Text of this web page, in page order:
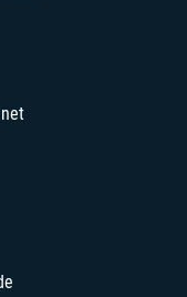
in neuem Fenster
öffnet in neuem Fenster
in neuem Fenster
in neuem Fenster
neuem Fenster